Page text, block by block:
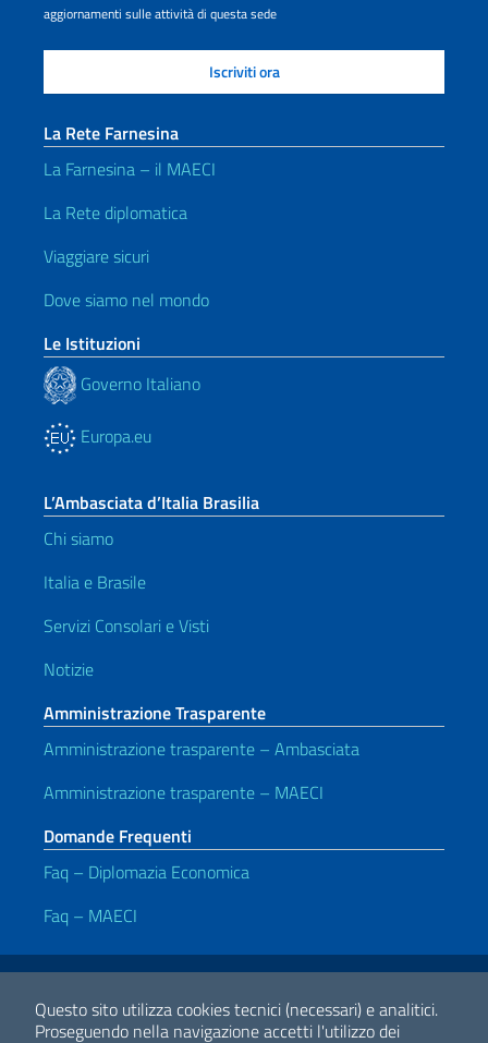
Questo sito utilizza cookies tecnici (necessari) e analitici.
Proseguendo nella navigazione accetti l'utilizzo dei
aggiornamenti sulle attività di questa sede
La Rete Farnesina
La Farnesina – il MAECI
La Rete diplomatica
Viaggiare sicuri
Dove siamo nel mondo
Le Istituzioni
Governo Italiano
Europa.eu
L’Ambasciata d’Italia Brasilia
Chi siamo
Italia e Brasile
Servizi Consolari e Visti
Notizie
Amministrazione Trasparente
Amministrazione trasparente – Ambasciata
Amministrazione trasparente – MAECI
Domande Frequenti
Faq – Diplomazia Economica
Faq – MAECI
Link Utili